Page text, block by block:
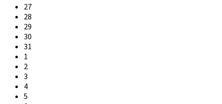
Skip
calendar
days
27
28
29
30
31
1
2
3
4
5